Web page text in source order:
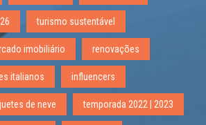
turismo sustentável
imobiliário renovações
italianos influencers
de neve temporada 2022 | 2023